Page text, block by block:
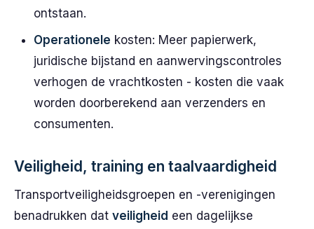
ontstaan.
Operationele kosten: Meer papierwerk,
juridische bijstand en aanwervingscontroles
verhogen de vrachtkosten - kosten die vaak
worden doorberekend aan verzenders en
consumenten.
Veiligheid, training en taalvaardigheid
Transportveiligheidsgroepen en -verenigingen
benadrukken dat veiligheid een dagelijkse